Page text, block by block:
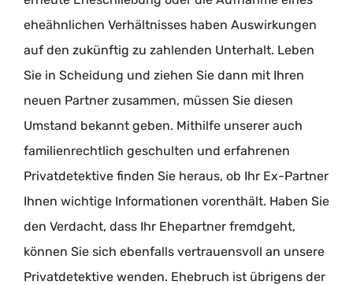
eheähnlichen Verhältnisses haben Auswirkungen
auf den zukünftig zu zahlenden Unterhalt. Leben
Sie in Scheidung und ziehen Sie dann mit Ihren
neuen Partner zusammen, müssen Sie diesen
Umstand bekannt geben. Mithilfe unserer auch
familienrechtlich geschulten und erfahrenen
Privatdetektive finden Sie heraus, ob Ihr Ex-Partner
Ihnen wichtige Informationen vorenthält. Haben Sie
den Verdacht, dass Ihr Ehepartner fremdgeht,
können Sie sich ebenfalls vertrauensvoll an unsere
Privatdetektive wenden. Ehebruch ist übrigens der